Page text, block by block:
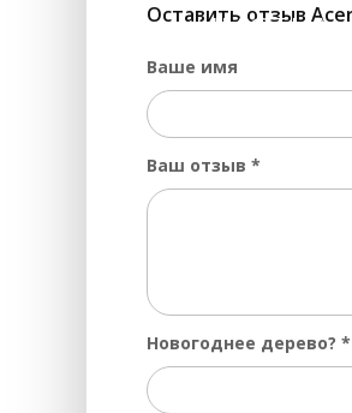
ЧИСТКА
Оставить отзыв
Ваше имя
Ваш отзыв *
Новогоднее дерево? *